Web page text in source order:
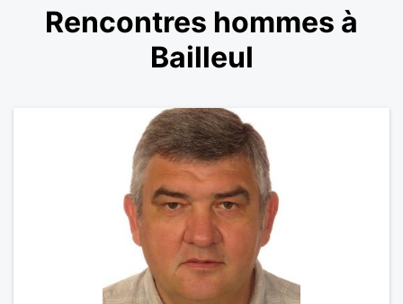
Rencontres hommes à
Bailleul